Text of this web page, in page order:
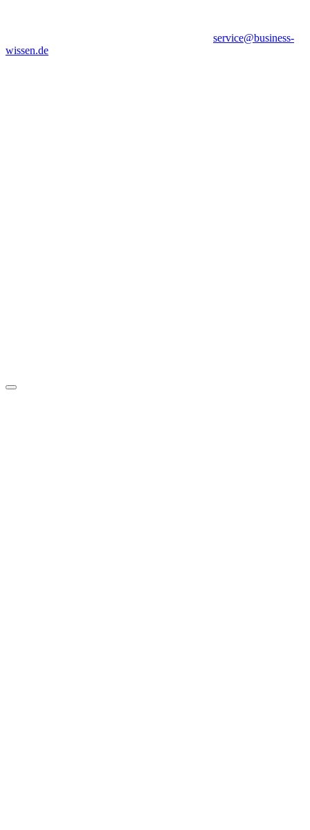
service@business-
wissen.de